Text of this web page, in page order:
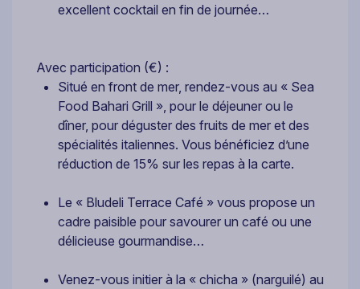
excellent cocktail en fin de journée…
Avec participation (€) :
Situé en front de mer, rendez-vous au « Sea
Food Bahari Grill », pour le déjeuner ou le
dîner, pour déguster des fruits de mer et des
spécialités italiennes. Vous bénéficiez d’une
réduction de 15% sur les repas à la carte.
Le « Bludeli Terrace Café » vous propose un
cadre paisible pour savourer un café ou une
délicieuse gourmandise…
Venez-vous initier à la « chicha » (narguilé) au